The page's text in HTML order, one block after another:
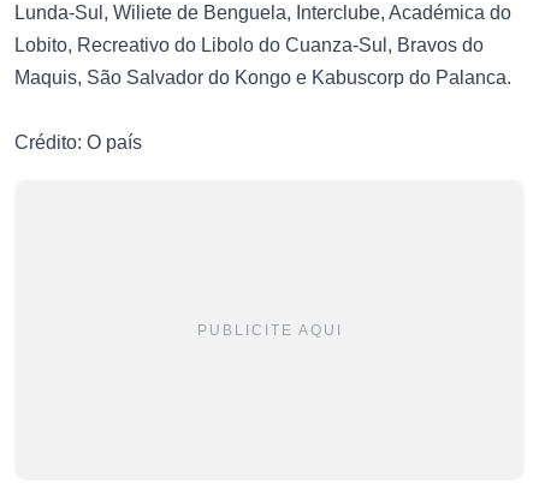
Lunda-Sul, Wiliete de Benguela, Interclube, Académica do
Lobito, Recreativo do Libolo do Cuanza-Sul, Bravos do
Maquis, São Salvador do Kongo e Kabuscorp do Palanca.
Crédito: O país
PUBLICITE AQUI